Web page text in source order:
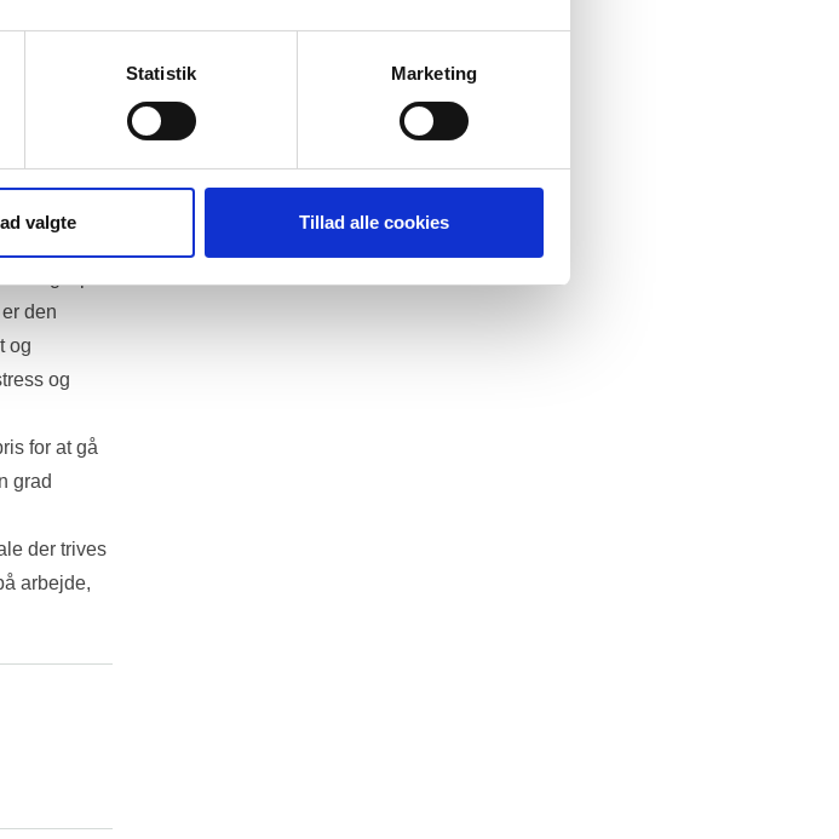
hjemmesiden bliver anvendt for at forbedre
ikke henføres til navngivne brugere
Statistik Marketing
valgte Tillad alle cookies
Det
blevet
hvor
sociale
til
angst på
den
og
og
for at gå
grad
der trives
arbejde,